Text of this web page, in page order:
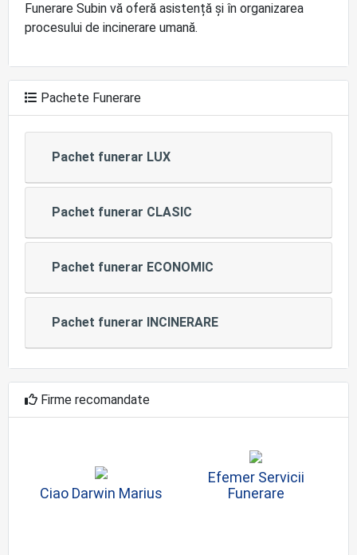
Funerare Subin vă oferă asistență și în organizarea
procesului de incinerare umană.
Pachete Funerare
Pachet funerar LUX
Pachet funerar CLASIC
Pachet funerar ECONOMIC
Pachet funerar INCINERARE
Firme recomandate
Ciao Darwin Marius
Efemer Servicii
Funerare